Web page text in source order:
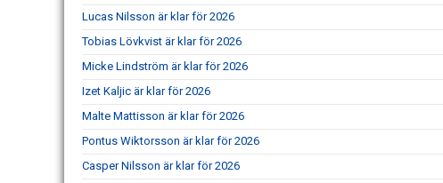
Lucas Nilsson är klar för 2026
Tobias Lövkvist är klar för 2026
Micke Lindström är klar för 2026
Izet Kaljic är klar för 2026
Malte Mattisson är klar för 2026
Pontus Wiktorsson är klar för 2026
Casper Nilsson är klar för 2026